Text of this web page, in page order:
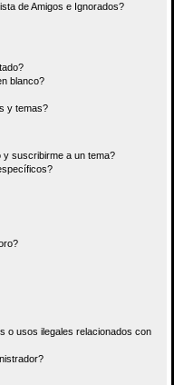
de Amigos e Ignorados?
blanco?
y temas?
y suscribirme a un tema?
o usos ilegales relacionados con